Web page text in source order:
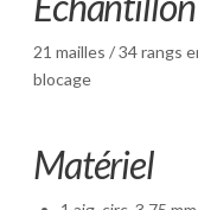
21 mailles / 34 rangs
blocage
Matériel